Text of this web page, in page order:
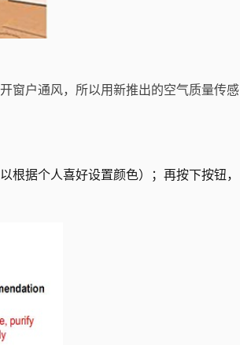
窗户通风，所以用新推出的空气质量传感
根据个人喜好设置颜色）；再按下按钮，